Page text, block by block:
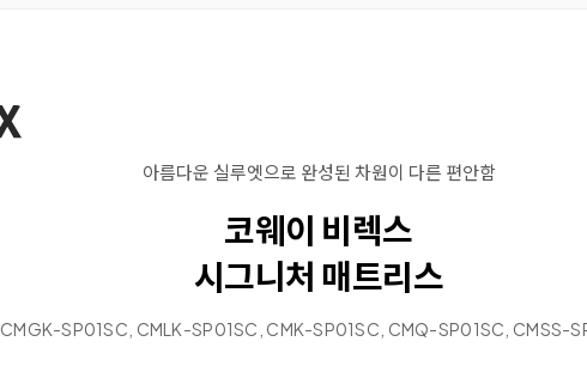
아름다운 실루엣으로 완성된 차원이 다른 편안함
코웨이 비렉스
시그니처 매트리스
CMGK-SP01SC, CMLK-SP01SC, CMK-SP01SC, CMQ-SP01SC, CMSS-